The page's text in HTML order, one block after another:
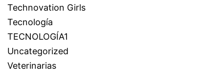
Technovation Girls
Tecnología
TECNOLOGÍA1
Uncategorized
Veterinarias